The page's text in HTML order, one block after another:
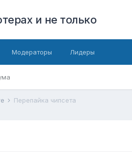
и не только
Модераторы Лидеры
Перепайка чипсета